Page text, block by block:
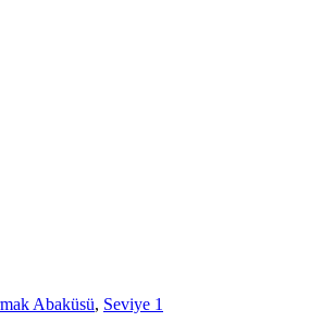
Abaküsü, Seviye 1